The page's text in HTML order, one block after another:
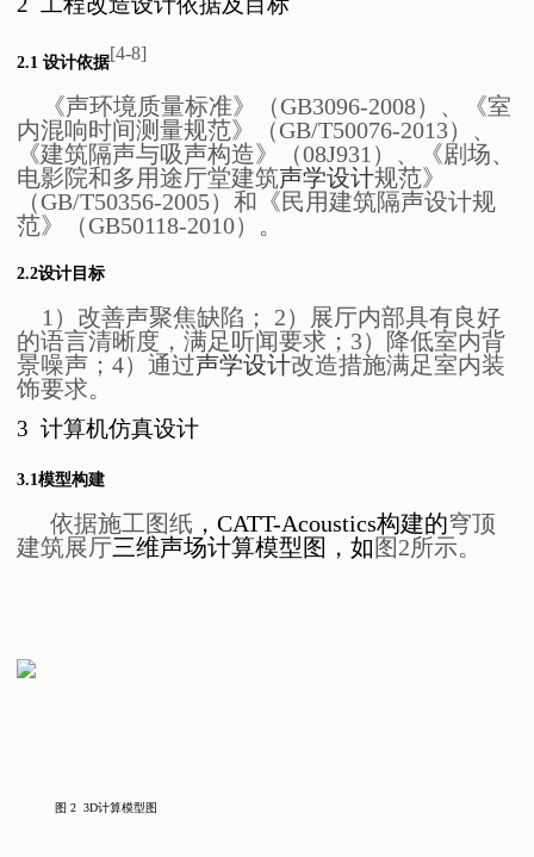
2.1 设计依据[4-8]
《声环境质量标准》（GB3096-2008）、《室
内混响时间测量规范》（GB/T50076-2013）、
《建筑隔声与吸声构造》（08J931）、
《剧场、
电影院和多用途厅堂建筑声学设计规范》
（GB/T50356-2005） 和《民用建筑隔声设计规
范》（GB50118-2010）。
2.2设计目标
1）改善声聚焦缺陷； 2）展厅内部具有良好
的语言清晰度，满足听闻要求；3）降低室内背
景噪声；4）通过声学设计改造措施满足室内装
饰要求。
3 计算机仿真设计
3.1模型构建
依据施工图纸 ， CATT-Acoustics构建的穹顶
建筑展厅三维声场计算模型图，如 图2所示。
图 2 3D计算模型图